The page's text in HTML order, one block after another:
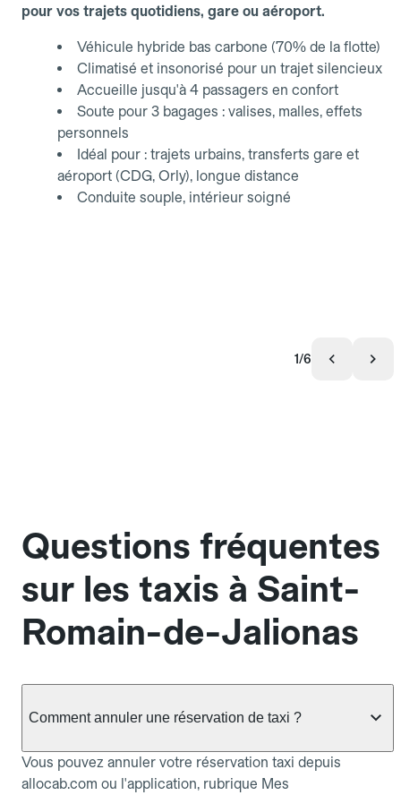
pour vos trajets quotidiens, gare ou aéroport.
Véhicule hybride bas carbone (70% de la flotte)
Climatisé et insonorisé pour un trajet silencieux
Accueille jusqu'à 4 passagers en confort
Soute pour 3 bagages : valises, malles, effets
personnels
Idéal pour : trajets urbains, transferts gare et
aéroport (CDG, Orly), longue distance
Conduite souple, intérieur soigné
1/6
Questions fréquentes
sur les taxis à Saint-
Romain-de-Jalionas
Comment annuler une réservation de taxi ?
Vous pouvez annuler votre réservation taxi depuis
allocab.com ou l'application, rubrique Mes